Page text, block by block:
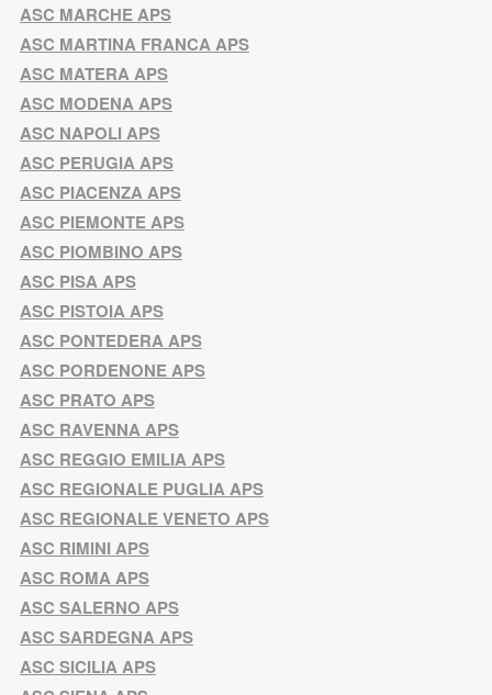
ASC MARCHE APS
ASC MARTINA FRANCA APS
ASC MATERA APS
ASC MODENA APS
ASC NAPOLI APS
ASC PERUGIA APS
ASC PIACENZA APS
ASC PIEMONTE APS
ASC PIOMBINO APS
ASC PISA APS
ASC PISTOIA APS
ASC PONTEDERA APS
ASC PORDENONE APS
ASC PRATO APS
ASC RAVENNA APS
ASC REGGIO EMILIA APS
ASC REGIONALE PUGLIA APS
ASC REGIONALE VENETO APS
ASC RIMINI APS
ASC ROMA APS
ASC SALERNO APS
ASC SARDEGNA APS
ASC SICILIA APS